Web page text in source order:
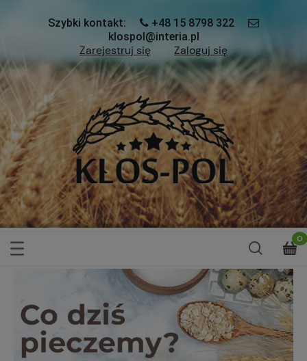
Szybki kontakt:
+48 15 8798 322
klospol@interia.pl
Zarejestruj się Zaloguj się